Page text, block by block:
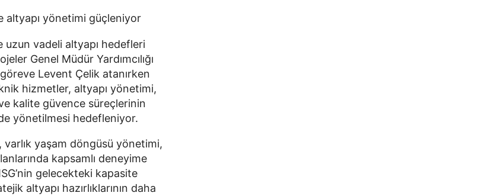
altyapı yönetimi güçleniyor
uzun vadeli altyapı hedefleri
Genel Müdür Yardımcılığı
Levent Çelik atanırken
hizmetler, altyapı yönetimi,
kalite güvence süreçlerinin
yönetilmesi hedefleniyor.
yaşam döngüsü yönetimi,
kapsamlı deneyime
gelecekteki kapasite
altyapı hazırlıklarının daha